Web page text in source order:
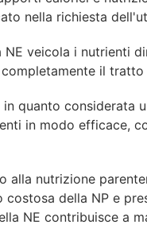
nella richiesta
veicola i nutrienti
il tratto
quanto considerata
in modo efficace,
nutrizione
della NP e
NE contribuisce a